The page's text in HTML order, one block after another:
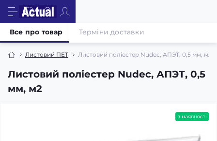
Листовий ПЕТ Листовий поліестер Nudec, АПЭТ, 0,5 мм, м2
Листовий поліестер Nudec, АПЭТ, 0,5
мм, м2
Все про товар Терміни доставки
в наявності